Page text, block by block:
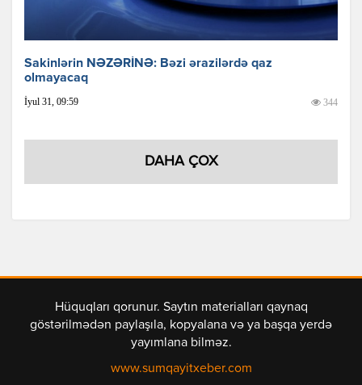
Sakinlərin NƏZƏRİNƏ: Bəzi ərazilərdə qaz
olmayacaq
İyul 31, 09:59 344
DAHA ÇOX
Hüquqları qorunur. Saytın materialları qaynaq
göstərilmədən paylaşıla, kopyalana və ya başqa yerdə
yayımlana bilməz.
www.sumqayitxeber.com